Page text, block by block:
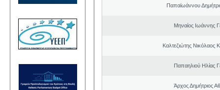
Παπαϊωάννου
Μηναίος Ιωάννης
Καλτεζιώτης Νικόλαος
Παπαηλιού Ηλίας
Άρχος Δημήτριος